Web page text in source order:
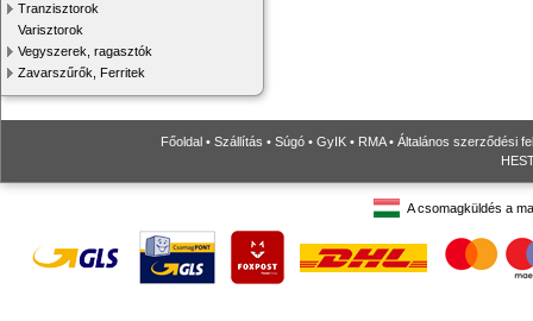
Tranzisztorok
Varisztorok
Vegyszerek, ragasztók
Zavarszűrők, Ferritek
Főoldal • Szállítás • Súgó • GyIK • RMA• Általános szerződési
A csomagküldés a